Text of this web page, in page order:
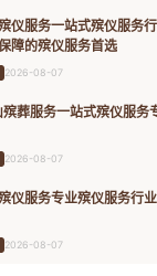
仪服务一站式殡仪服务
障的殡仪服务首选
2026-08-07
殡葬服务一站式殡仪服务
2026-08-07
仪服务专业殡仪服务行
2026-08-07